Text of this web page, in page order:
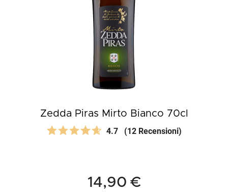
Zedda Piras Mirto Bianco 70cl
4.7 (12 Recensioni)
14,90 €